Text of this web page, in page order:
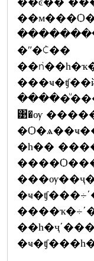
�ʺ�¢��
͹�ѹ
�һ��